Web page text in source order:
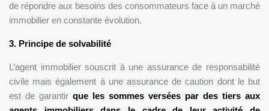
de répondre aux besoins des consommateurs face à un marché
immobilier en constante évolution.
3. Principe de solvabilité
L’agent immobilier souscrit à une assurance de responsabilité
civile mais également à une assurance de caution dont le but
est de garantir que les sommes versées par des tiers aux